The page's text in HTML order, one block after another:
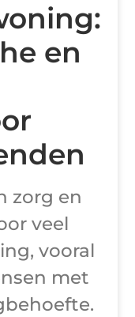
en
zorg en
veel
vooral
met